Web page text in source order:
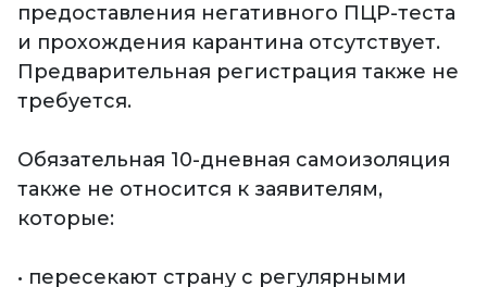
предоставления негативного ПЦР-теста
и прохождения карантина отсутствует.
Предварительная регистрация также не
требуется.
Обязательная 10-дневная самоизоляция
также не относится к заявителям,
которые:
• пересекают страну с регулярными